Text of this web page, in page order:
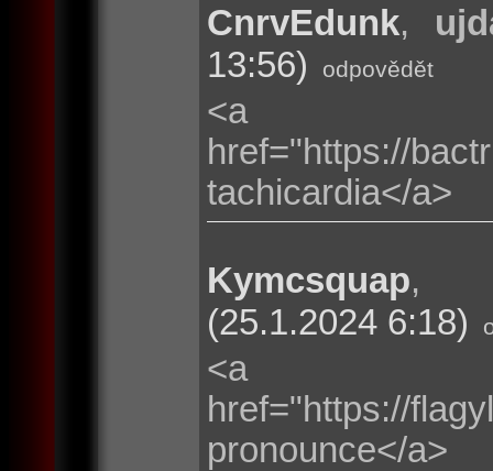
CnrvEdunk,
13:56)
odpovědět
<a
href="https://
tachicardia</a>
Kymcsquap
(25.1.2024 6:18)
<a
href="https://
pronounce</a>